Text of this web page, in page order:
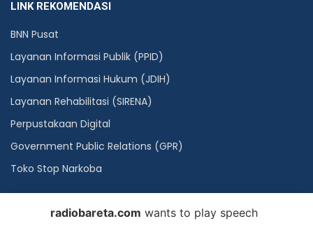
LINK REKOMENDASI
BNN Pusat
Layanan Informasi Publik (PPID)
Layanan Informasi Hukum (JDIH)
Layanan Rehabilitasi (SIRENA)
Perpustakaan Digital
Government Public Relations (GPR)
Toko Stop Narkoba
radiobareta.com wants to play speech